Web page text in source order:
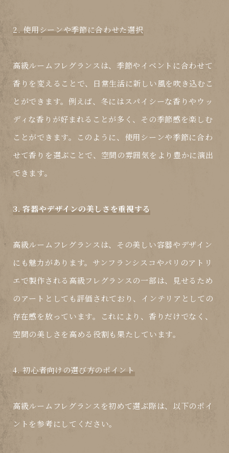
2. 使用シーンや季節に合わせた選択
高級ルームフレグランスは、季節やイベントに合わせて
香りを変えることで、日常生活に新しい風を吹き込むこ
とができます。例えば、冬にはスパイシーな香りやウッ
ディな香りが好まれることが多く、その季節感を楽しむ
ことができます。このように、使用シーンや季節に合わ
せて香りを選ぶことで、空間の雰囲気をより豊かに演出
できます。
3. 容器やデザインの美しさを重視する
高級ルームフレグランスは、その美しい容器やデザイン
にも魅力があります。サンフランシスコやパリのアトリ
エで製作される高級フレグランスの一部は、見せるため
のアートとしても評価されており、インテリアとしての
存在感を放っています。これにより、香りだけでなく、
空間の美しさを高める役割も果たしています。
4. 初心者向けの選び方のポイント
高級ルームフレグランスを初めて選ぶ際は、以下のポイ
ントを参考にしてください。